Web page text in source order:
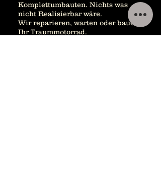
Komplettumbauten. Nichts was
nicht Realisierbar wäre.
Wir reparieren, warten oder bauen
Ihr Traummotorrad.